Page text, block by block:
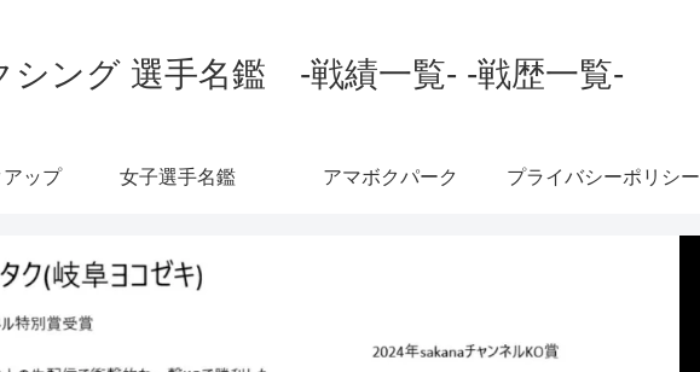
シング 選手名鑑 -戦績一覧- -戦歴一覧-
ップ 女子選手名鑑 アマボクパーク プライバシーポリシー